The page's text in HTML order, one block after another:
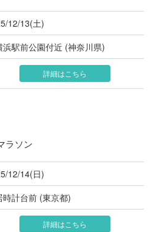
12/13(土)
浜駅前公園付近 (神奈川県)
詳細はこちら
ラソン
12/14(日)
時計台前 (東京都)
詳細はこちら